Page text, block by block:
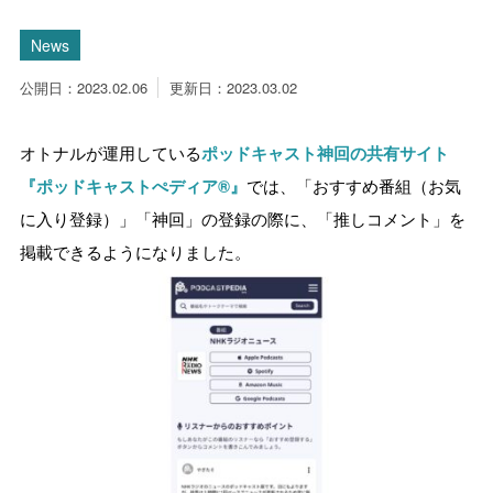
News
公開日：2023.02.06 更新日：2023.03.02
オトナルが運用しているポッドキャスト神回の共有サイト
『ポッドキャストぺディア®』 では、
「おすすめ番組（お気
に入り登録）」「神回」 の登録の際に、「推しコメント」を
掲載できるようになりました。